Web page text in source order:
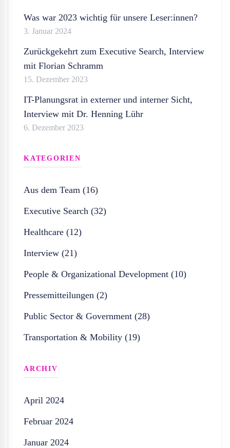
Was war 2023 wichtig für unsere Leser:innen?
3. Januar 2024
Zurückgekehrt zum Executive Search, Interview
mit Florian Schramm
15. Dezember 2023
IT-Planungsrat in externer und interner Sicht,
Interview mit Dr. Henning Lühr
6. Dezember 2023
KATEGORIEN
Aus dem Team (16)
Executive Search (32)
Healthcare (12)
Interview (21)
People & Organizational Development (10)
Pressemitteilungen (2)
Public Sector & Government (28)
Transportation & Mobility (19)
ARCHIV
April 2024
Februar 2024
Januar 2024